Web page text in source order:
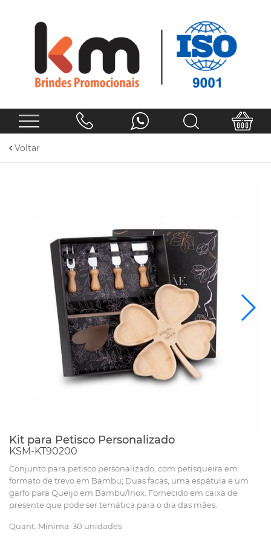
Voltar
Kit para Petisco Personalizado
KSM-KT90200
Conjunto para petisco personalizado, com petisqueira em
formato de trevo em Bambu; Duas facas, uma espátula e um
garfo para Queijo em Bambu/Inox. Fornecido em caixa de
presente que pode ser temática para o dia das mães.
Quant. Mínima: 30 unidades